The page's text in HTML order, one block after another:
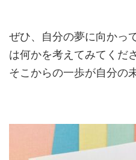
ぜひ、自分の夢に向かっ
は何かを考えてみてくだ
そこからの一歩が自分の